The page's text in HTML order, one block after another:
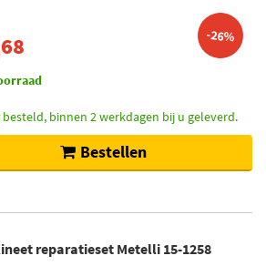
-26%
besteld, binnen 2 werkdagen bij u geleverd.
Bestellen
reparatieset Metelli 15-1258